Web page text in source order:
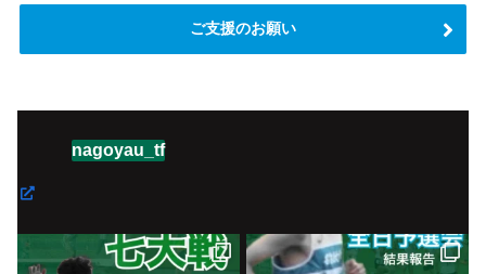
ご支援のお願い
nagoyau_tf